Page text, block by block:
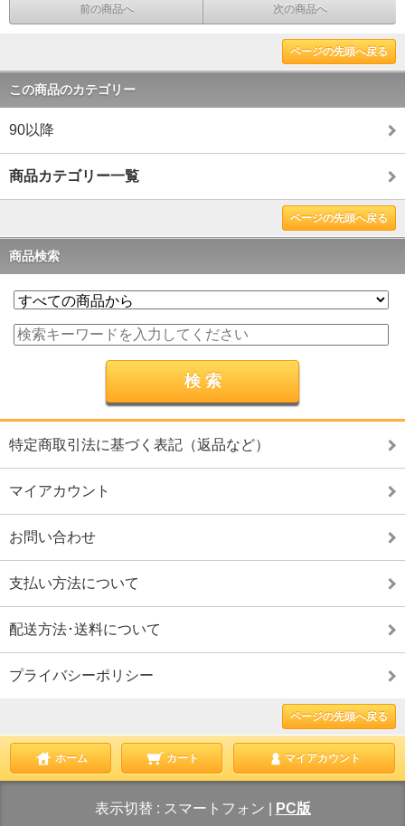
前の商品へ 次の商品へ
ページの先頭へ戻る
この商品のカテゴリー
90以降
商品カテゴリー一覧
ページの先頭へ戻る
商品検索
特定商取引法に基づく表記（返品など）
マイアカウント
お問い合わせ
支払い方法について
配送方法･送料について
プライバシーポリシー
ページの先頭へ戻る
ホーム カート マイアカウント
表示切替 : スマートフォン PC版